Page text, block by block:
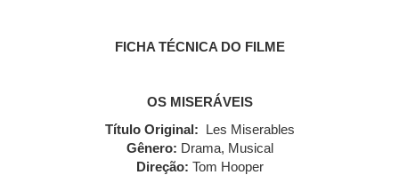
FICHA TÉCNICA DO FILME
OS MISERÁVEIS
Título Original: Les Miserables
Gênero: Drama, Musical
Direção: Tom Hooper